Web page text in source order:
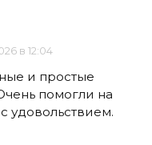
в 12:04
и простые
помогли на
удовольствием.